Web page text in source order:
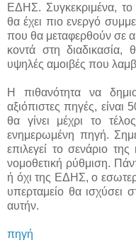
ΕΔΗΣ. Συγκεκριμένα, το
θα έχει πιο ενεργό
που θα μεταφερθούν σε
κοντά στη διαδικασία,
υψηλές αμοιβές που
Η πιθανότητα να
αξιόπιστες πηγές, είναι
θα γίνει μέχρι το
ενημερωμένη πηγή.
επιλεγεί το σενάριο
νομοθετική ρύθμιση.
ή όχι της ΕΔΗΣ, ο
υπερταμείο θα ισχύσει
αυτήν.
πηγή